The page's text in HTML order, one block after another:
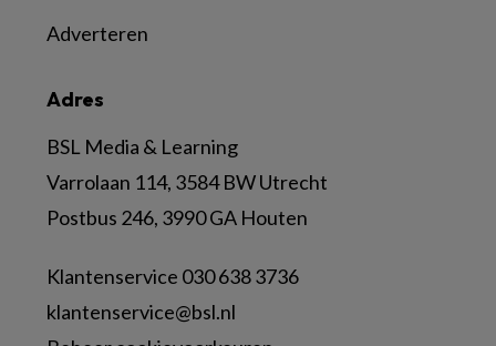
Adres
BSL Media & Learning
Varrolaan 114, 3584 BW Utrecht
Postbus 246, 3990 GA Houten
Klantenservice 030 638 3736
klantenservice@bsl.nl
Adverteren